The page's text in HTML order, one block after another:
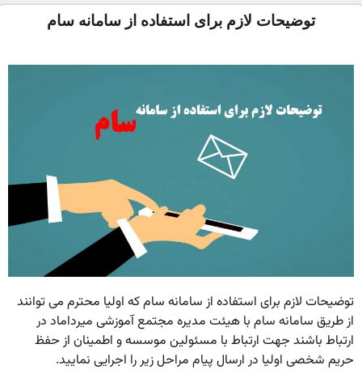
توضیحات لازم برای استفاده از سامانه سام
توضیحات لازم برای استفاده از سامانه سام که اولیا محترم می توانند
از طریق سامانه سام با هیئت مدیره مجتمع آموزشی میرداماد در
ارتباط باشند جهت ارتباط با مسئولین موسسه و اطمینان از حفظ
حریم شخصی اولیا در ارسال پیام مراحل زیر را اجرایی نمایید.